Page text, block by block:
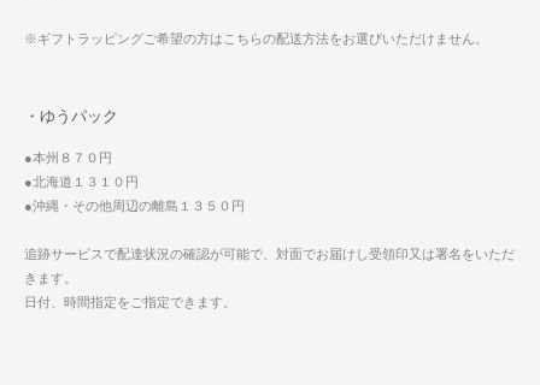
※ギフトラッピングご希望の方はこちらの配送方法をお選びいただけません。
・ゆうパック
●本州８７０円
●北海道１３１０円
●沖縄・その他周辺の離島１３５０円
追跡サービスで配達状況の確認が可能で、対面でお届けし受領印又は署名をいただ
きます。
日付、時間指定をご指定できます。